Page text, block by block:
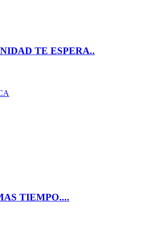
TE ESPERA..
TIEMPO....